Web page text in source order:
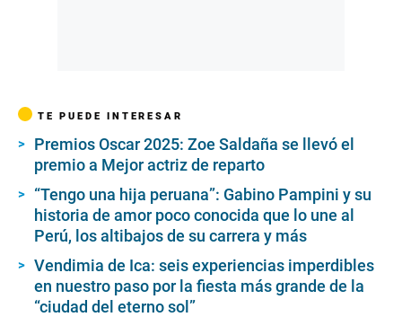
TE PUEDE INTERESAR
Premios Oscar 2025: Zoe Saldaña se llevó el
premio a Mejor actriz de reparto
“Tengo una hija peruana”: Gabino Pampini y su
historia de amor poco conocida que lo une al
Perú, los altibajos de su carrera y más
Vendimia de Ica: seis experiencias imperdibles
en nuestro paso por la fiesta más grande de la
“ciudad del eterno sol”